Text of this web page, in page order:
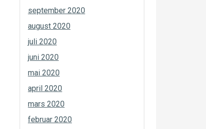
september 2020
august 2020
juli 2020
juni 2020
mai 2020
april 2020
mars 2020
februar 2020